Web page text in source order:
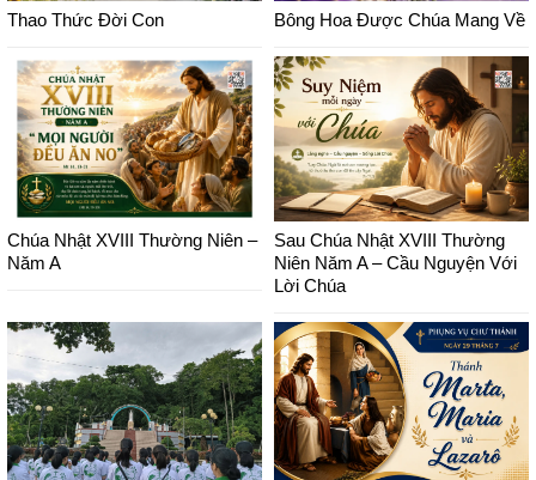
Thao Thức Đời Con Bông Hoa Được Chúa Mang Về
Chúa Nhật XVIII Thường Niên –
Năm A
Sau Chúa Nhật XVIII Thường
Niên Năm A – Cầu Nguyện Với
Lời Chúa